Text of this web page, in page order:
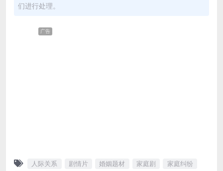
们进行处理。
广告
人际关系 剧情片 婚姻题材 家庭剧
家庭纠纷